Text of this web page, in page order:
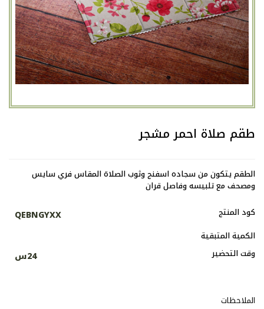
طقم صلاة احمر مشجر
الطقم يتكون من سجاده اسفنج وثوب الصلاة المقاس فري سايس
ومصحف مع تلبيسه وفاصل قران
كود المنتج
QEBNGYXX
الكمية المتبقية
وقت التحضير
24س
الملاحظات